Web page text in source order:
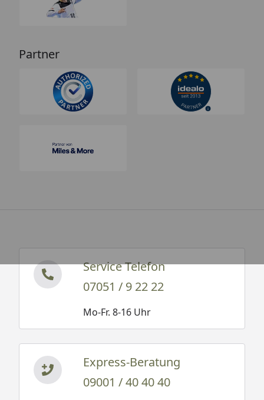
Partner
Service Telefon
07051 / 9 22 22
Mo-Fr. 8-16 Uhr
Express-Beratung
09001 / 40 40 40